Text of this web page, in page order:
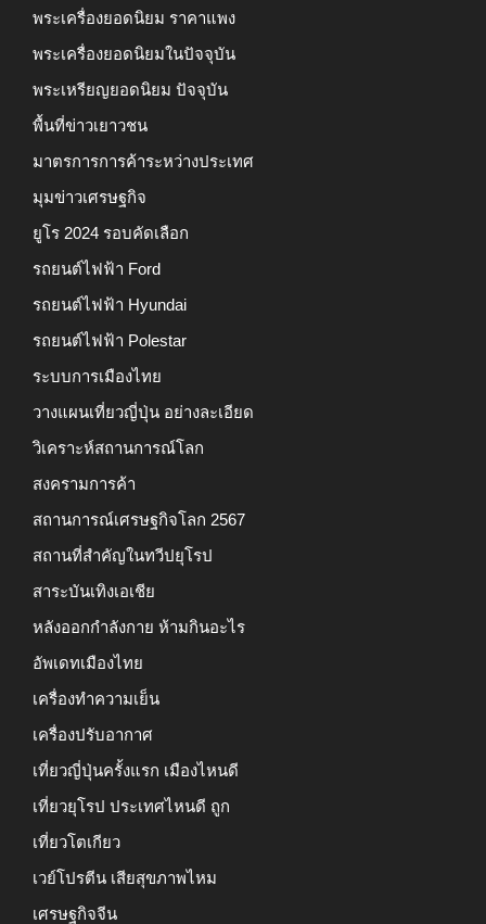
พระเครื่องยอดนิยม ราคาแพง
พระเครื่องยอดนิยมในปัจจุบัน
พระเหรียญยอดนิยม ปัจจุบัน
พื้นที่ข่าวเยาวชน
มาตรการการค้าระหว่างประเทศ
มุมข่าวเศรษฐกิจ
ยูโร 2024 รอบคัดเลือก
รถยนต์ไฟฟ้า Ford
รถยนต์ไฟฟ้า Hyundai
รถยนต์ไฟฟ้า Polestar
ระบบการเมืองไทย
วางแผนเที่ยวญี่ปุ่น อย่างละเอียด
วิเคราะห์สถานการณ์โลก
สงครามการค้า
สถานการณ์เศรษฐกิจโลก 2567
สถานที่สำคัญในทวีปยุโรป
สาระบันเทิงเอเชีย
หลังออกกําลังกาย ห้ามกินอะไร
อัพเดทเมืองไทย
เครื่องทำความเย็น
เครื่องปรับอากาศ
เที่ยวญี่ปุ่นครั้งแรก เมืองไหนดี
เที่ยวยุโรป ประเทศไหนดี ถูก
เที่ยวโตเกียว
เวย์โปรตีน เสียสุขภาพไหม
เศรษฐกิจจีน